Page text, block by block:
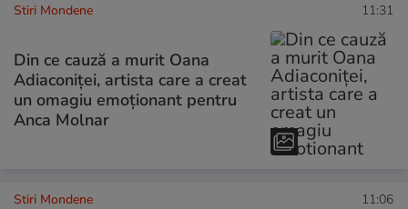
Stiri Mondene 11:31
Din ce cauză a murit Oana
Adiaconiței, artista care a creat
un omagiu emoționant pentru
Anca Molnar
Stiri Mondene 11:06